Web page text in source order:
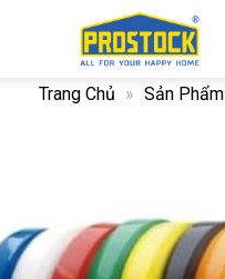
Trang Chủ » Sản Phẩm